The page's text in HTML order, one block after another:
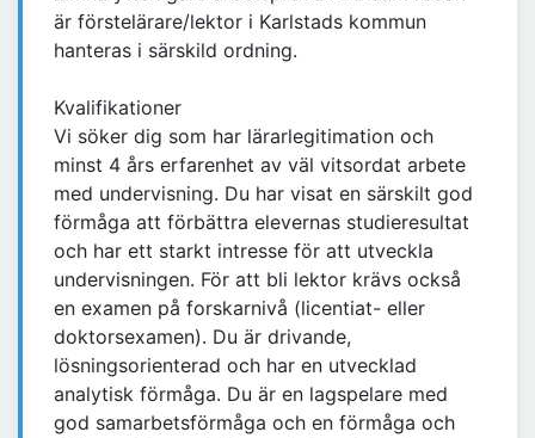
är förstelärare/lektor i Karlstads kommun
hanteras i särskild ordning.
Kvalifikationer
Vi söker dig som har lärarlegitimation och
minst 4 års erfarenhet av väl vitsordat arbete
med undervisning. Du har visat en särskilt god
förmåga att förbättra elevernas studieresultat
och har ett starkt intresse för att utveckla
undervisningen. För att bli lektor krävs också
en examen på forskarnivå (licentiat- eller
doktorsexamen). Du är drivande,
lösningsorienterad och har en utvecklad
analytisk förmåga. Du är en lagspelare med
god samarbetsförmåga och en förmåga och